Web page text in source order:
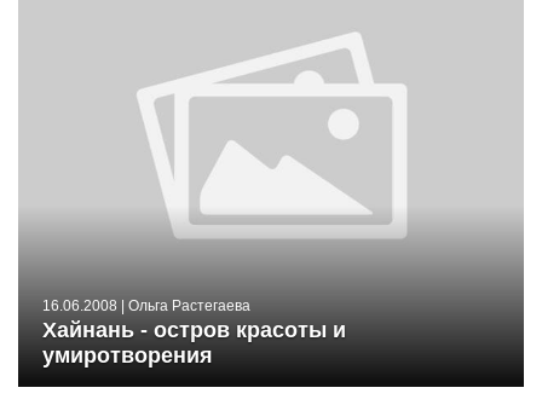
16.06.2008 | Ольга Растегаева
Хайнань - остров красоты и
умиротворения